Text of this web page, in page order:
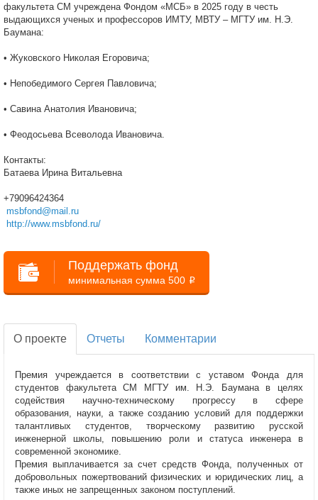
факультета СМ учреждена Фондом «МСБ» в 2025 году в честь
выдающихся ученых и профессоров ИМТУ, МВТУ – МГТУ им. Н.Э.
Баумана:
• Жуковского Николая Егоровича;
• Непобедимого Сергея Павловича;
• Савина Анатолия Ивановича;
• Феодосьева Всеволода Ивановича.
Контакты:
Батаева Ирина Витальевна
+79096424364
msbfond@mail.ru
http://www.msbfond.ru/
Поддержать фонд
минимальная сумма 500 i
О проекте Отчеты Комментарии
Премия учреждается в соответствии с уставом Фонда для
студентов факультета СМ МГТУ им. Н.Э. Баумана в целях
содействия научно-техническому прогрессу в сфере
образования, науки, а также созданию условий для поддержки
талантливых студентов, творческому развитию русской
инженерной школы, повышению роли и статуса инженера в
современной экономике.
Премия выплачивается за счет средств Фонда, полученных от
добровольных пожертвований физических и юридических лиц, а
также иных не запрещенных законом поступлений.